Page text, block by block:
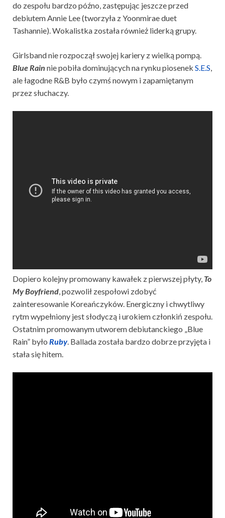
do zespołu bardzo późno, zastępując jeszcze przed
debiutem Annie Lee (tworzyła z Yoonmirae duet
Tashannie). Wokalistka została również liderką grupy.
Girlsband nie rozpoczął swojej kariery z wielką pompą.
Blue Rain nie pobiła dominujących na rynku piosenek S.E.S,
ale łagodne R&B było czymś nowym i zapamiętanym
przez słuchaczy.
Dopiero kolejny promowany kawałek z pierwszej płyty, To
My Boyfriend, pozwolił zespołowi zdobyć
zainteresowanie Koreańczyków. Energiczny i chwytliwy
rytm wypełniony jest słodyczą i urokiem członkiń zespołu.
Ostatnim promowanym utworem debiutanckiego „Blue
Rain” było Ruby. Ballada została bardzo dobrze przyjęta i
stała się hitem.